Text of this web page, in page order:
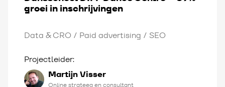
groei in inschrijvingen
Data & CRO Paid advertising SEO
Projectleider:
Martijn Visser
Online strateeg en consultant